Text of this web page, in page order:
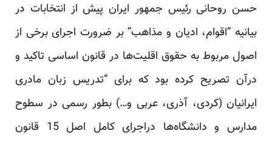
حسن روحانی رئیس جمهور ایران پیش از انتخابات در
بیانیه “اقوام، ادیان و مذاهب” بر ضرورت اجرای برخی از
اصول مربوط به حقوق اقلیت‌ها در قانون اساسی تاکید و
درآن تصریح کرده بود که برای “تدریس زبان مادری
ایرانیان (کردی، آذری، عربی و…) بطور رسمی در سطوح
مدارس و دانشگاه‌ها دراجرای کامل اصل 15 قانون